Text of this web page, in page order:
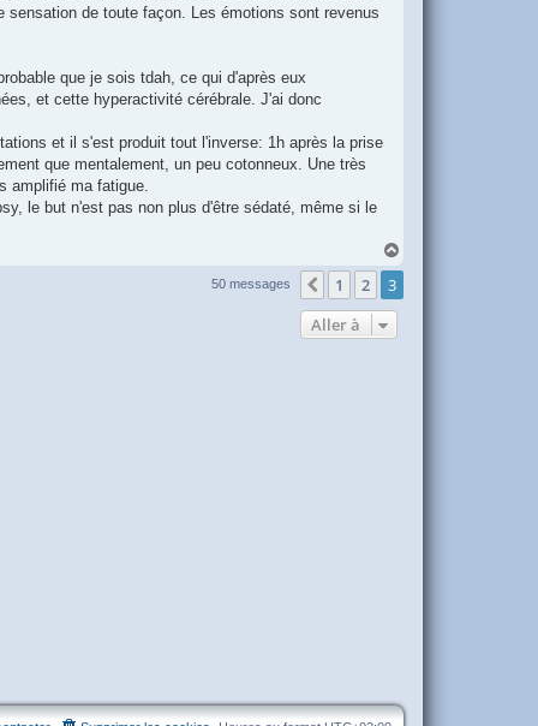
de toute façon. Les émotions sont revenus
que je sois tdah, ce qui d'après eux
et cette hyperactivité cérébrale. J'ai donc
et il s'est produit tout l'inverse: 1h après la prise
que mentalement, un peu cotonneux. Une très
amplifié ma fatigue.
le but n'est pas non plus d'être sédaté, même si le
t
50 messages Précédente
1 2 3
Aller à